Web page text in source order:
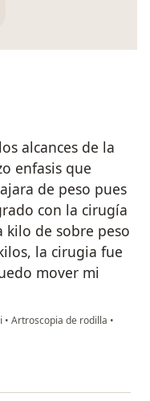
alcances de la
enfasis que
de peso pues
con la cirugía
kilo de sobre peso
la cirugia fue
mover mi
• Artroscopia de rodilla •